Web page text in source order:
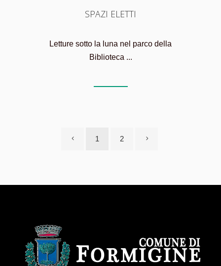
SPAZI ELETTI
Letture sotto la luna nel parco della
Biblioteca ...
1 2